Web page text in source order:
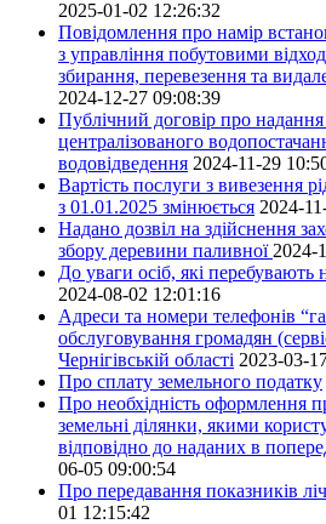
2025-01-02 12:26:32
Повідомлення про намір
з управління побутовими
збирання, перевезення та
2024-12-27 09:08:39
Публічний договір про надання
централізованого
водовідведення 2024-11-29
Вартість послуги з вивезення
з 01.01.2025 змінюється 2024-
Надано дозвіл на здійснення
збору деревини паливної 2024-
До уваги осіб, які перебувають
2024-08-02 12:01:16
Адреси та номери телефонів
обслуговування громадян
Чернігівській області 2023-03-
Про сплату земельного податку
Про необхідність оформлення
земельні ділянки, якими
відповідно до наданих в
06-05 09:00:54
Про передавання показників
01 12:15:42